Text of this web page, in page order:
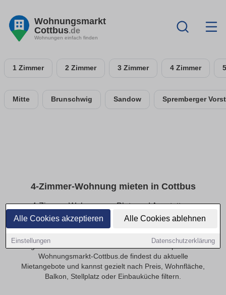
Alle Cookies akzeptieren Alle Cookies ablehnen
Einstellungen Datenschutzerklärung
Wohnungsmarkt
Cottbus.de
Wohnungen einfach finden
1 Zimmer 2 Zimmer 3 Zimmer 4 Zimmer
Mitte Brunschwig Sandow Spremberger
4-Zimmer-Wohnung mieten in Cottbus
4-Zimmer-Wohnungen: Platz und Ausstattung
vergleichen
größere Haushalte oder flexible Wohnkonzepte. Auf
Wohnungsmarkt-Cottbus.de findest du aktuelle
Mietangebote und kannst gezielt nach Preis, Wohnfläche,
Balkon, Stellplatz oder Einbauküche filtern.